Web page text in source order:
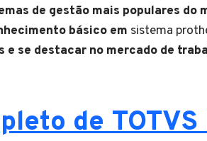
de gestão mais populares do
básico em sistema
e se destacar no mercado de
de